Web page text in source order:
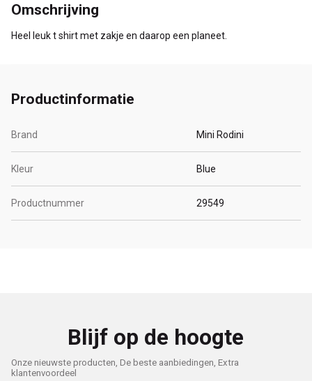
Omschrijving
Heel leuk t shirt met zakje en daarop een planeet.
Productinformatie
Brand Mini Rodini
Kleur Blue
Productnummer 29549
Blijf op de hoogte
Onze nieuwste producten, De beste aanbiedingen, Extra
klantenvoordeel